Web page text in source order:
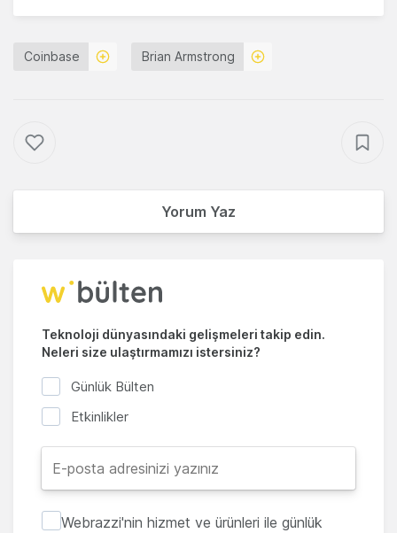
Coinbase Brian Armstrong
Yorum Yaz
Teknoloji dünyasındaki gelişmeleri takip edin.
Neleri size ulaştırmamızı istersiniz?
Günlük Bülten
Etkinlikler
Webrazzi'nin hizmet ve ürünleri ile günlük